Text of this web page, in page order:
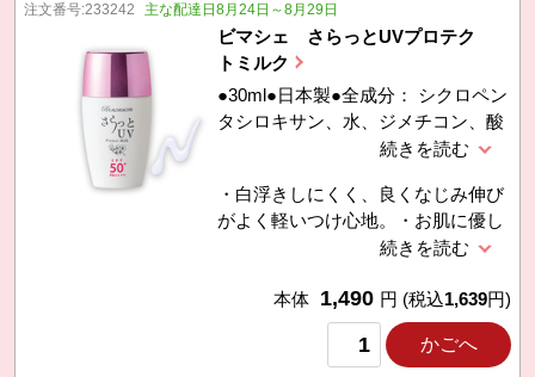
注文番号:233242 主な配達日8月24日～8月29日
ビマシェ さらっとUVプロテク
トミルク
●30ml●日本製●全成分： シクロペン
タシロキサン、水、ジメチコン、酸
化亜鉛、酸化チタン、ＢＧ、ポリメ
−９ポリジメチルシロキシエチルジ
メチコン、リンゴ酸ジイソステアリ
ル、トリメチルシロキシケイ酸、水
ン、ソメイヨシノ葉エキス、マドン
ナリリー根エキス、ラベンダー花エ
キス、センチフォリアバラ花油、ロ
・白浮きしにくく、良くなじみ伸び
がよく軽いつけ心地。・お肌に優し
い6つの無添加（パラベン、合成香
外線吸収剤、タール系色素）・紫外
線吸収剤不使用で「SPF50、
PA++++」石鹸でも落とせます。
本体 1,490 円 (税込1,639円)
かごへ